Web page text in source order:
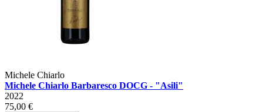
Michele Chiarlo
Michele Chiarlo Barbaresco DOCG - "Asili"
2022
75,00 €